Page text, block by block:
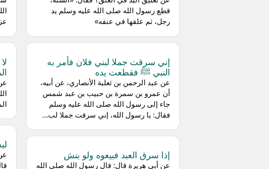
قطع رسول الله صلى الله عليه وسلم يد
رجل، ثم علقها في عنقه»
إني سرقت جملا لبني فلان فأمر به
النبي ﷺ فقطعت يده
عن عبد الرحمن بن ثعلبة الأنصاري، عن أبيه،
أن عمرو بن سمرة بن حبيب بن عبد شمس
جاء إلى رسول الله صلى الله عليه وسلم
فقال: يا رسول الله، إني سرقت جملا لب...
إذا سرق العبد فبيعوه ولو بنش
عن أبي هريرة قال: قال رسول الله صلى الله